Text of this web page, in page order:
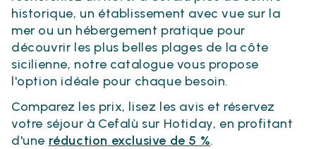
historique, un établissement avec vue sur la
mer ou un hébergement pratique pour
découvrir les plus belles plages de la côte
sicilienne, notre catalogue vous propose
l'option idéale pour chaque besoin.
Comparez les prix, lisez les avis et réservez
votre séjour à Cefalù sur Hotiday, en profitant
d'une réduction exclusive de 5 %.